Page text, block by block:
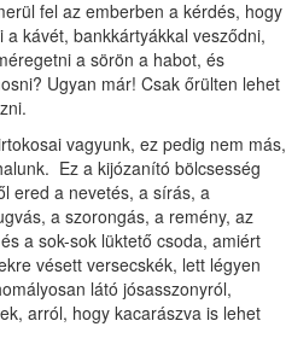
fel az emberben a kérdés, hogy
kávét, bankkártyákkal vesződni,
a sörön a habot, és
Ugyan már! Csak őrülten lehet
vagyunk, ez pedig nem más,
Ez a kijózanító bölcsesség
ered a nevetés, a sírás, a
a szorongás, a remény, az
a sok-sok lüktető csoda, amiért
vésett versecskék, lett légyen
látó jósasszonyról,
arról, hogy kacarászva is lehet